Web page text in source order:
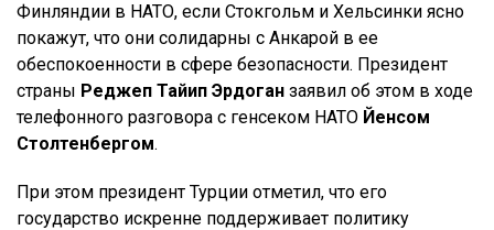
Финляндии в НАТО, если Стокгольм и Хельсинки ясно
покажут, что они солидарны с Анкарой в ее
обеспокоенности в сфере безопасности. Президент
страны Реджеп Тайип Эрдоган заявил об этом в ходе
телефонного разговора с генсеком НАТО Йенсом
Столтенбергом.
При этом президент Турции отметил, что его
государство искренне поддерживает политику